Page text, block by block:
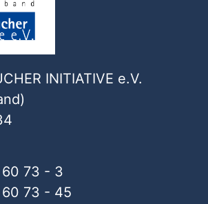
INITIATIVE e.V.
73 - 3
73 - 45